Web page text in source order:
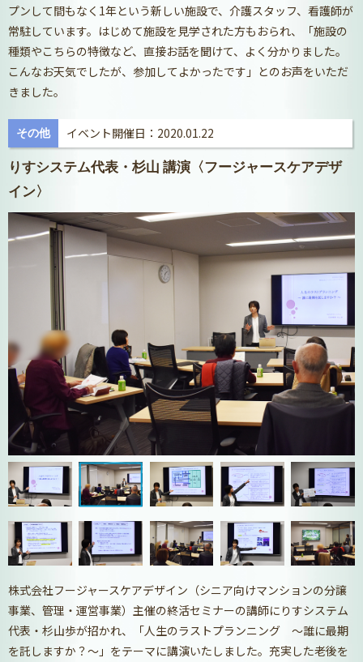
プンして間もなく1年という新しい施設で、介護スタッフ、看護師が
常駐しています。はじめて施設を見学された方もおられ、「施設の
種類やこちらの特徴など、直接お話を聞けて、よく分かりました。
こんなお天気でしたが、参加してよかったです」とのお声をいただ
きました。
その他 イベント開催日：2020.01.22
りすシステム代表・杉山 講演〈フージャースケアデザ
イン〉
株式会社フージャースケアデザイン（シニア向けマンションの分譲
事業、管理・運営事業）主催の終活セミナーの講師にりすシステム
代表・杉山歩が招かれ、「人生のラストプランニング ～誰に最期
を託しますか？～」をテーマに講演いたしました。充実した老後を